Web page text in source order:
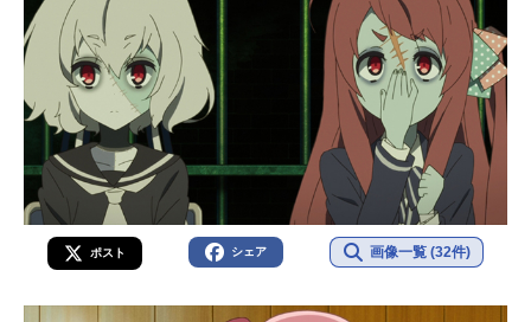
ポスト シェア 画像一覧 (32件)